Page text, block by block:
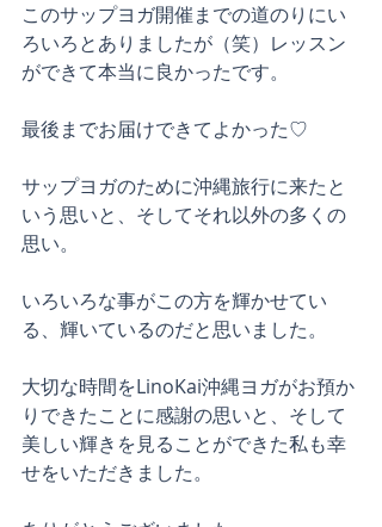
このサップヨガ開催までの道のりにい
ろいろとありましたが（笑）レッスン
ができて本当に良かったです。
最後までお届けできてよかった♡
サップヨガのために沖縄旅行に来たと
いう思いと、そしてそれ以外の多くの
思い。
いろいろな事がこの方を輝かせてい
る、輝いているのだと思いました。
大切な時間をLinoKai沖縄ヨガがお預か
りできたことに感謝の思いと、そして
美しい輝きを見ることができた私も幸
せをいただきました。